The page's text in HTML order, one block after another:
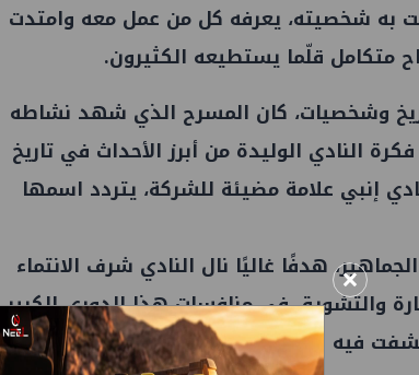
به شخصيته، يعرفه كل من عمل معه وامتدت
متكامل قلّما يستطيعه الكثيرون.
وشخصيات، كان المسرح الذي شهد نشاطه
النادي الوليدة من أبرز الأحداث في تاريخ
إنبي علامة مضيئة للشركة، يتردد اسمها
هدفًا غاليًا نال النادي شرف الانتماء
والتشويق في منافسات هذا الدوري الكبير،
فيه الانضباط والعلم والروح الرياضية.
×